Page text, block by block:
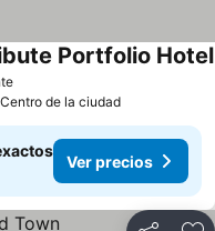
Ver precios
Portfolio Hotel
de la ciudad
Ver precios